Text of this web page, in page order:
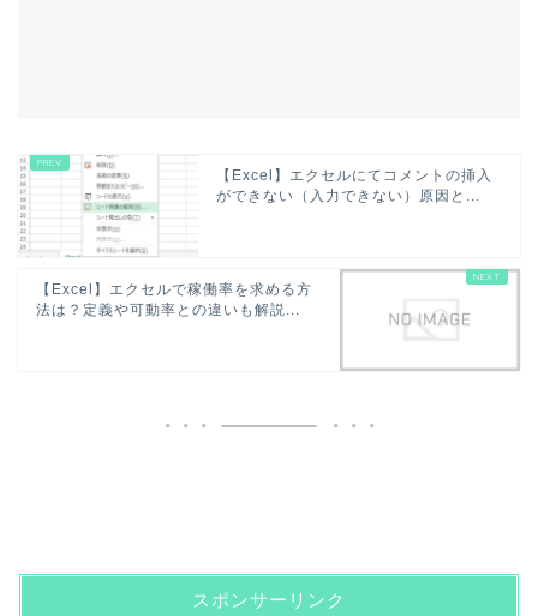
【Excel】エクセルにてコメントの挿入
ができない（入力できない）原因と...
【Excel】エクセルで稼働率を求める方
法は？定義や可動率との違いも解説...
スポンサーリンク